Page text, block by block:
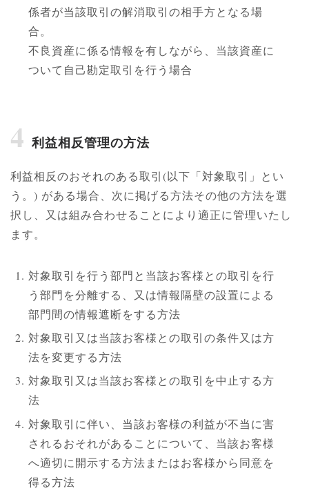
係者が当該取引の解消取引の相手方となる場
合。
不良資産に係る情報を有しながら、当該資産に
ついて自己勘定取引を行う場合
4 利益相反管理の方法
利益相反のおそれのある取引(以下「対象取引」とい
う。) がある場合、次に掲げる方法その他の方法を選
択し、又は組み合わせることにより適正に管理いたし
ます。
対象取引を行う部門と当該お客様との取引を行
う部門を分離する、又は情報隔壁の設置による
部門間の情報遮断をする方法
対象取引又は当該お客様との取引の条件又は方
法を変更する方法
対象取引又は当該お客様との取引を中止する方
法
対象取引に伴い、当該お客様の利益が不当に害
されるおそれがあることについて、当該お客様
へ適切に開示する方法またはお客様から同意を
得る方法